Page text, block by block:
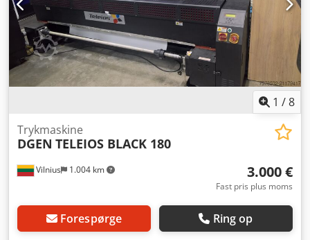
tekstilprinter velegnet til flag- og bannerprint. Hurtige
printhastigheder på op til 64 m²/t (produktion ca. 16-32
m2/t), 1,8 m bredde. Indbygget varmefiksering for højere
produktivitet og reduceret pladsbehov. Djdpfx Amoyhm Trs
Asck Denne maskine er en ideel løsning for virksomheder,
der søger et pålideligt digitalt tekstiltryksystem til
1 /8
Vilnius 1.004 km
Trykmaskine
DGEN TELEIOS BLACK 180
3.000 €
Fast pris plus moms
Forespørge Ring op